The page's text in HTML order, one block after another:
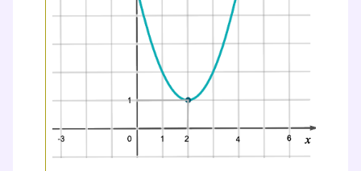
* Votre code d'accès sera envoyé à cette adresse e-mail. En
renseignant votre e-mail, vous consentez à ce que vos
données à caractère personnel soient traitées par SEJER, sous
la marque myMaxicours, afin que SEJER puisse vous donner
accès au service de soutien scolaire pendant 24h. Pour en
savoir plus sur la gestion de vos données personnelles et
pour exercer vos droits, vous pouvez consulter
J’accepte de recevoir les actualités et des